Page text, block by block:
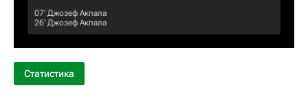
07‎’‎ Джозеф Акпала
26‎’‎ Джозеф Акпала
Статистика